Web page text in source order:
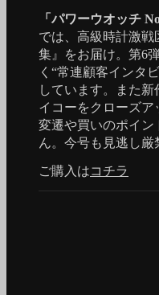
「パワーウオッチ
では、高級時計激
集』をお届け。第6
く“常連顧客インタ
しています。また
イコーをクローズ
変遷や買いのポイ
ん。今号も見逃し厳
ご購入はコチラ